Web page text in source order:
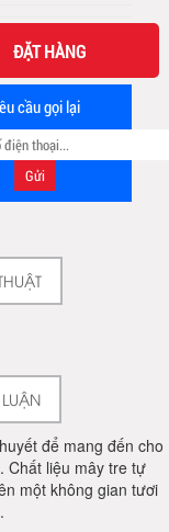
ĐẶT HÀNG
cầu gọi lại
để mang đến cho
Chất liệu mây tre tự
một không gian tươi